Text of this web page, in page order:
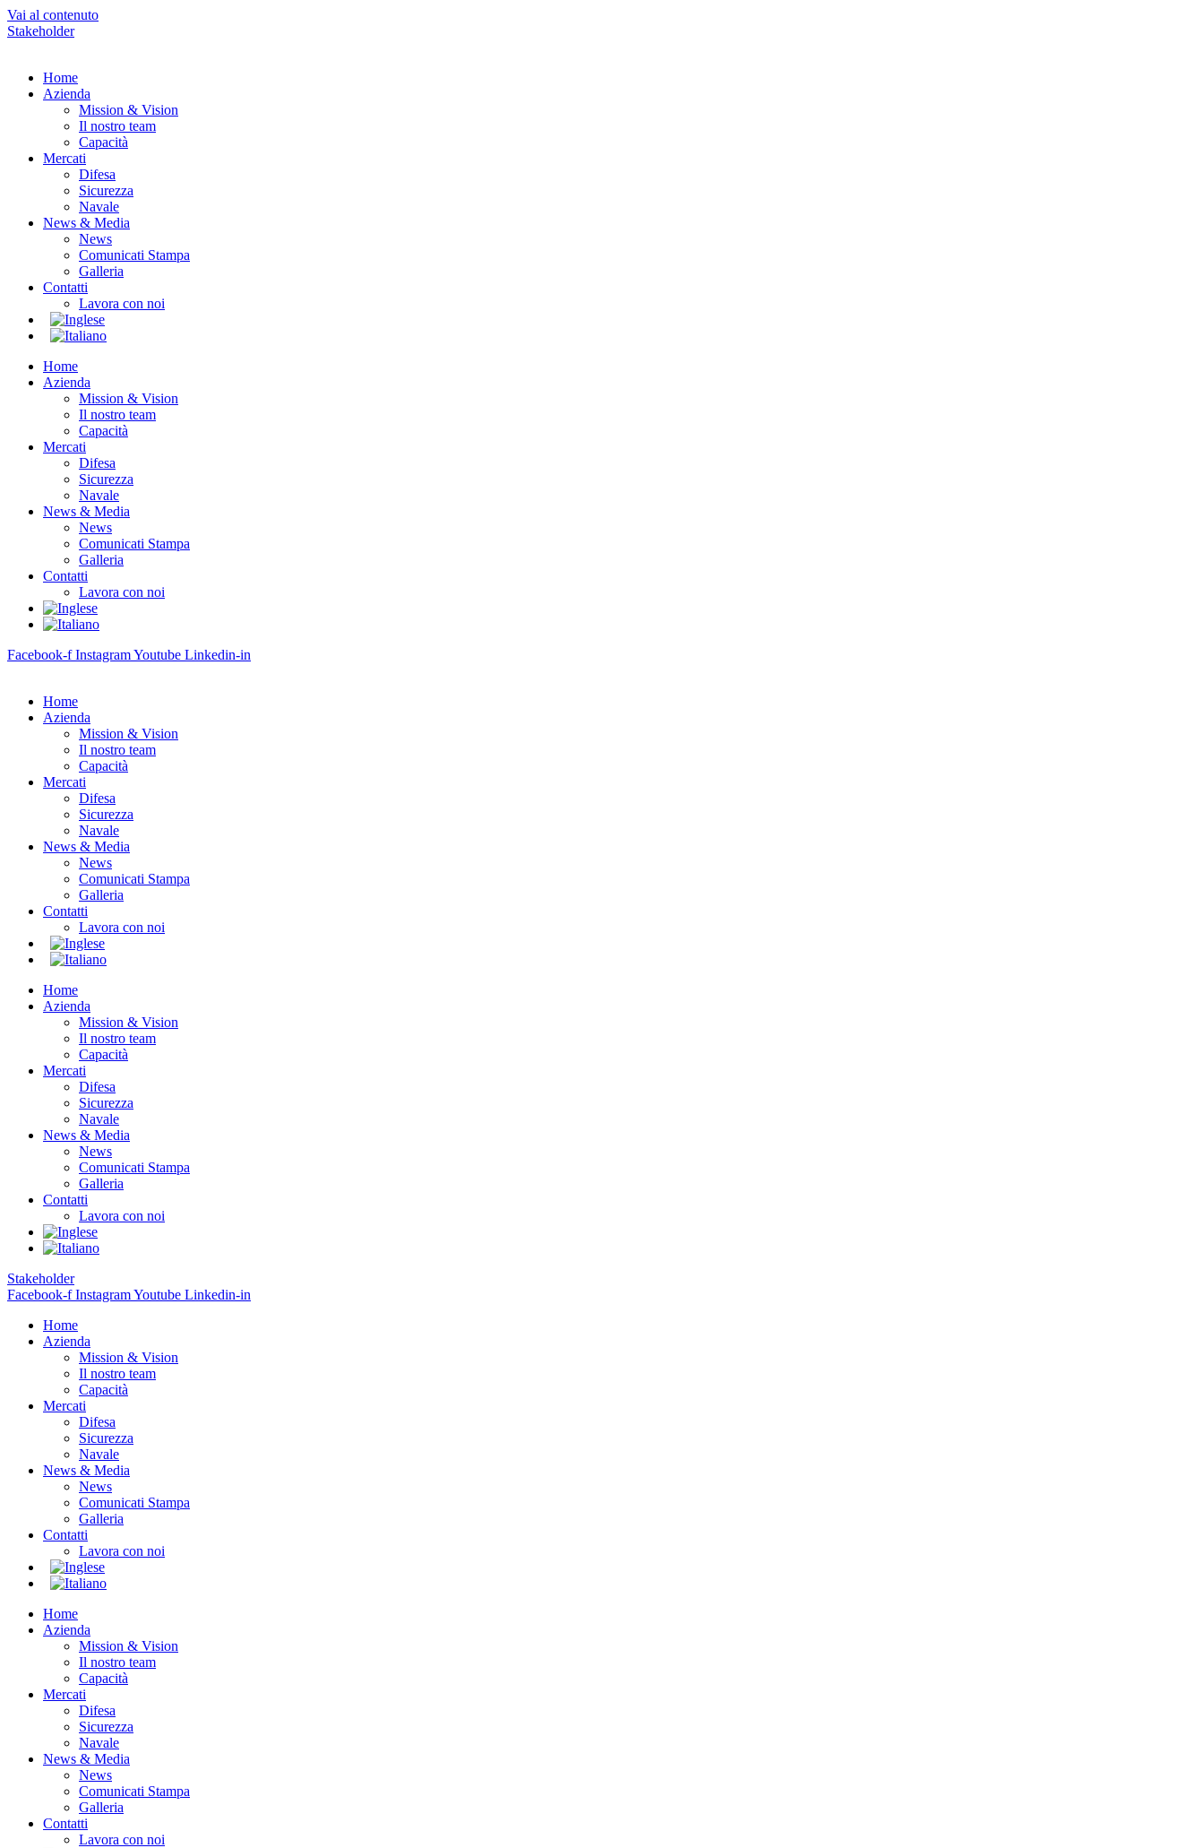
Vai al contenuto
Stakeholder
Home
Azienda
Mission & Vision
Il nostro team
Capacità
Mercati
Difesa
Sicurezza
Navale
News & Media
News
Comunicati Stampa
Galleria
Contatti
Lavora con noi
Home
Azienda
Mission & Vision
Il nostro team
Capacità
Mercati
Difesa
Sicurezza
Navale
News & Media
News
Comunicati Stampa
Galleria
Contatti
Lavora con noi
Facebook-f InstagramYoutube Linkedin-in
Home
Azienda
Mission & Vision
Il nostro team
Capacità
Mercati
Difesa
Sicurezza
Navale
News & Media
News
Comunicati Stampa
Galleria
Contatti
Lavora con noi
Home
Azienda
Mission & Vision
Il nostro team
Capacità
Mercati
Difesa
Sicurezza
Navale
News & Media
News
Comunicati Stampa
Galleria
Contatti
Lavora con noi
Stakeholder
Facebook-f InstagramYoutube Linkedin-in
Home
Azienda
Mission & Vision
Il nostro team
Capacità
Mercati
Difesa
Sicurezza
Navale
News & Media
News
Comunicati Stampa
Galleria
Contatti
Lavora con noi
Home
Azienda
Mission & Vision
Il nostro team
Capacità
Mercati
Difesa
Sicurezza
Navale
News & Media
News
Comunicati Stampa
Galleria
Contatti
Lavora con noi